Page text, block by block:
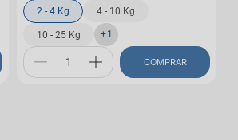
2 - 4 Kg 4 - 10 Kg
10 - 25 Kg +1
COMPRAR